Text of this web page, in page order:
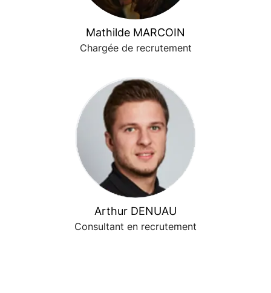
Mathilde MARCOIN
Chargée de recrutement
Arthur DENUAU
Consultant en recrutement